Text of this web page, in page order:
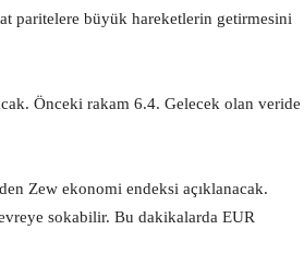
paritelere büyük hareketlerin getirmesini
Önceki rakam 6.4. Gelecek olan veride
Zew ekonomi endeksi açıklanacak.
sokabilir. Bu dakikalarda EUR